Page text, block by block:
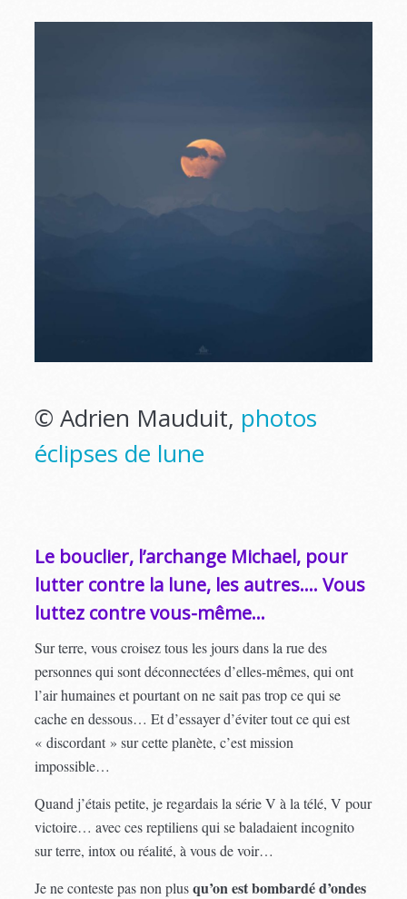
© Adrien Mauduit, photos
éclipses de lune
Le bouclier, l’archange Michael, pour
lutter contre la lune, les autres…. Vous
luttez contre vous-même…
Sur terre, vous croisez tous les jours dans la rue des
personnes qui sont déconnectées d’elles-mêmes, qui ont
l’air humaines et pourtant on ne sait pas trop ce qui se
cache en dessous… Et d’essayer d’éviter tout ce qui est
« discordant » sur cette planète, c’est mission
impossible…
Quand j’étais petite, je regardais la série V à la télé, V pour
victoire… avec ces reptiliens qui se baladaient incognito
sur terre, intox ou réalité, à vous de voir…
Je ne conteste pas non plusqu’on est bombardé d’ondes